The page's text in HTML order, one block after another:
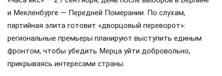
и Мекленбурге — Передней Померании. По слухам,
партийная элита готовит «дворцовый переворот»:
региональные премьеры планируют выступить единым
фронтом, чтобы убедить Мерца уйти добровольно,
прикрываясь интересами страны.